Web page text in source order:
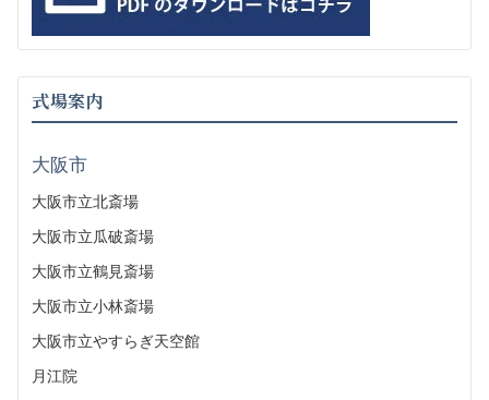
式場案内
大阪市
大阪市立北斎場
大阪市立瓜破斎場
大阪市立鶴見斎場
大阪市立小林斎場
大阪市立やすらぎ天空館
月江院